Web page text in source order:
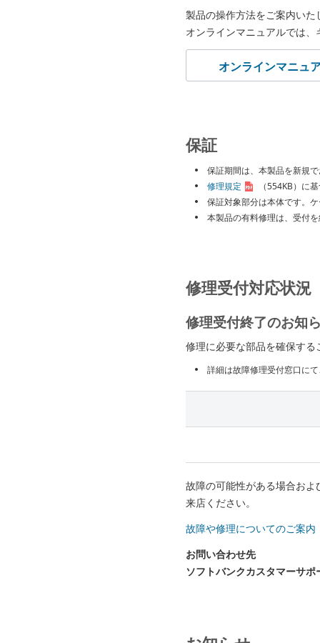
製品の操作方法をご案内い
オンラインマニュアルでは
オンラインマニュ
保証
保証期間は、本製品を新規
修理規定
（554KB） に
保証対象部分は本体です。
本製品の有料修理は、受付
修理受付対応状況
修理受付終了のお知
修理に必要な部品を確保す
詳細は故障修理受付窓口に
故障の可能性がある場合お
来店ください。
故障や修理についてのご案内
お問い合わせ先
ソフトバンクカスタマーサポ